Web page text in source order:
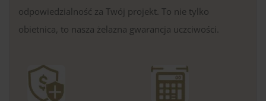
odpowiedzialność za Twój projekt. To nie tylko
obietnica, to nasza żelazna gwarancja uczciwości.